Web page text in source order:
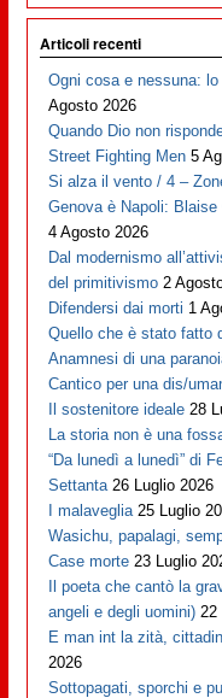
Articoli recenti
Ogni cosa e nessuna:
Agosto 2026
Quando Dio non
Street Fighting Men 5
Si alza il vento / 4 –
Genova è Napoli:
4 Agosto 2026
Dal modernismo
del primitivismo 2
Difendersi dai morti 1
Quello che è stato fatto
Anamnesi di una
Cantico per una dis/
Il sostenitore ideale 28
La storia non è una
“Da lunedì a lunedì” di
Settanta 26 Luglio 2026
I malaveglia 25 Luglio
Wasichu, papalagi,
Case morte 23 Luglio
Il poeta che cantò la
angeli e degli uomini) 22
E man int la zità,
2026
Sottopagati, sporchi e